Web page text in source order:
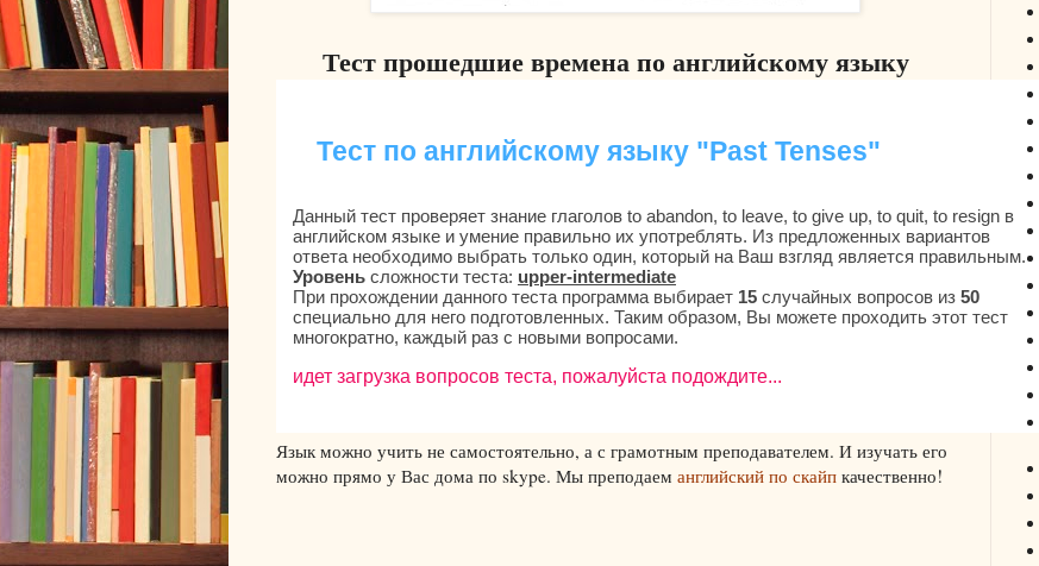
Тест прошедшие времена по английскому языку
Язык можно учить не самостоятельно, а с грамотным преподавателем. И изучать его
можно прямо у Вас дома по skype. Мы преподаем английский по скайп качественно!